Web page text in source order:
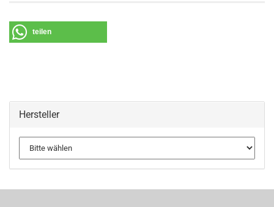
teilen
Hersteller